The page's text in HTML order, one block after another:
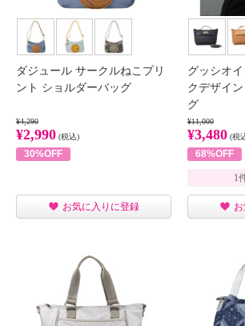
ダジュール サークルねこプリ
ント ショルダーバッグ
¥4,290
¥2,990 (税込)
30%OFF
お気に入りに登録
グッシオ
クデザイ
グ
¥11,000
¥3,480 (税
68%OFF
1